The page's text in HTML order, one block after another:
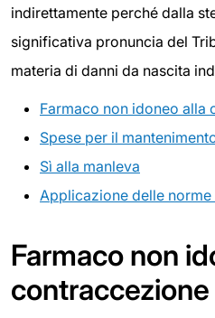
indirettamente perché dalla
significativa pronuncia del
materia di danni da nascita
Farmaco non idoneo alla
Spese per il
Sì alla manleva
Applicazione delle
Farmaco non
contraccezione